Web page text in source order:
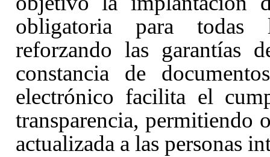
obligatoria para todas
reforzando las garantías
constancia de
electrónico facilita el
transparencia,
actualizada a las personas